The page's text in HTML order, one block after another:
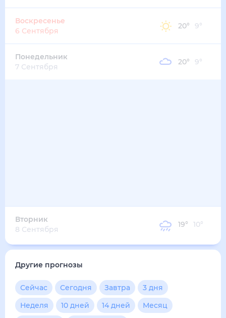
Воскресенье
6 Сентября
20° 9°
Понедельник
7 Сентября
20° 9°
Вторник
8 Сентября
19° 10°
Другие прогнозы
Сейчас Сегодня Завтра
3 дня
Неделя
10 дней 14 дней
Месяц